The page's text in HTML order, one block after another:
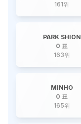
161위
PARK SHION
0 표
163위
MINHO
0 표
165위